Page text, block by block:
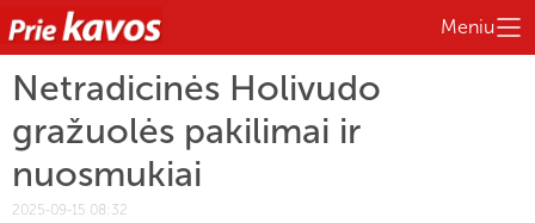
Meniu
Netradicinės Holivudo
gražuolės pakilimai ir
nuosmukiai
2025-09-15 08:32